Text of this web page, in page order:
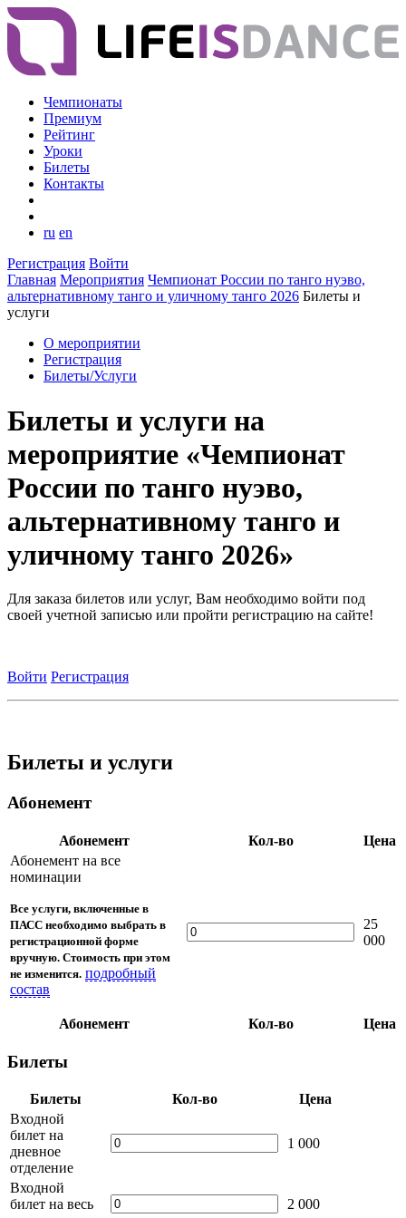
Чемпионаты
Премиум
Рейтинг
Уроки
Билеты
Контакты
ru en
Регистрация Войти
Главная Мероприятия Чемпионат России по танго нуэво,
альтернативному танго и уличному танго 2026 Билеты и
услуги
О мероприятии
Регистрация
Билеты/Услуги
Билеты и услуги на
мероприятие «Чемпионат
России по танго нуэво,
альтернативному танго и
уличному танго 2026»
Для заказа билетов или услуг, Вам необходимо войти под
своей учетной записью или пройти регистрацию на сайте!
Войти Регистрация
Билеты и услуги
Абонемент
Абонемент Кол-во
Цена
Абонемент на все
номинации
Все услуги, включенные в
ПАСС необходимо выбрать в
регистрационной форме
вручную. Стоимость при этом
не изменится. подробный
состав
25
000
Абонемент Кол-во Цена
Билеты
Билеты Кол-во
Цена
Входной
билет на
дневное
отделение
1 000
Входной
билет на весь
2 000